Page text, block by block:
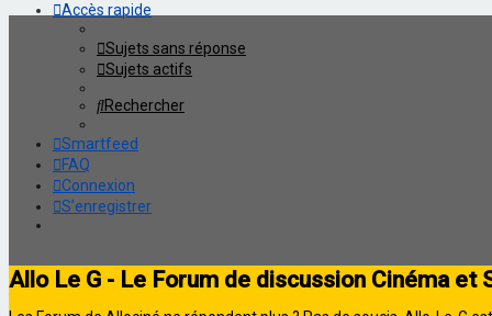
Accès rapide
Sujets sans réponse
Sujets actifs
Rechercher
Smartfeed
FAQ
Connexion
S’enregistrer
Allo Le G - Le Forum de discussion Cinéma et